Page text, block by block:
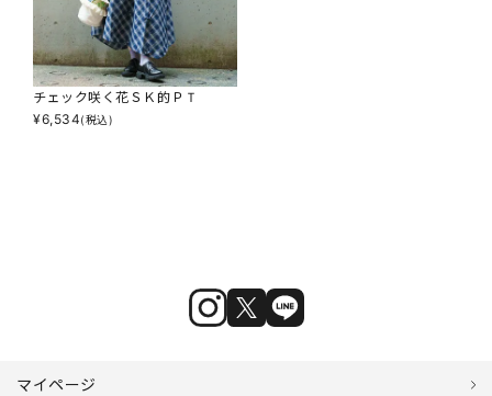
チェック咲く花ＳＫ的ＰＴ
¥6,534(税込)
マイページ